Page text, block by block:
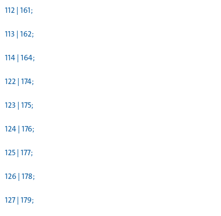
112 | 161;
113 | 162;
114 | 164;
122 | 174;
123 | 175;
124 | 176;
125 | 177;
126 | 178;
127 | 179;